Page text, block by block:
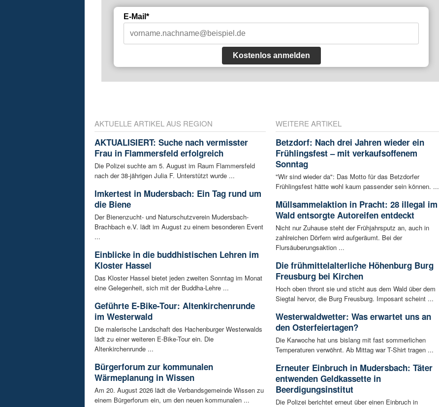
E-Mail*
Kostenlos anmelden
AKTUELLE ARTIKEL AUS REGION
AKTUALISIERT: Suche nach vermisster
Frau in Flammersfeld erfolgreich
Die Polizei suchte am 5. August im Raum Flammersfeld
nach der 38-jährigen Julia F. Unterstützt wurde ...
Imkertest in Mudersbach: Ein Tag rund um
die Biene
Der Bienenzucht- und Naturschutzverein Mudersbach-
Brachbach e.V. lädt im August zu einem besonderen Event
...
Einblicke in die buddhistischen Lehren im
Kloster Hassel
Das Kloster Hassel bietet jeden zweiten Sonntag im Monat
eine Gelegenheit, sich mit der Buddha-Lehre ...
Geführte E-Bike-Tour: Altenkirchenrunde
im Westerwald
Die malerische Landschaft des Hachenburger Westerwalds
lädt zu einer weiteren E-Bike-Tour ein. Die
Altenkirchenrunde ...
Bürgerforum zur kommunalen
Wärmeplanung in Wissen
Am 20. August 2026 lädt die Verbandsgemeinde Wissen zu
einem Bürgerforum ein, um den neuen kommunalen ...
WEITERE ARTIKEL
Betzdorf: Nach drei Jahren wieder ein
Frühlingsfest – mit verkaufsoffenem
Sonntag
"Wir sind wieder da": Das Motto für das Betzdorfer
Frühlingsfest hätte wohl kaum passender sein können. ...
Müllsammelaktion in Pracht: 28 illegal im
Wald entsorgte Autoreifen entdeckt
Nicht nur Zuhause steht der Frühjahrsputz an, auch in
zahlreichen Dörfern wird aufgeräumt. Bei der
Flursäuberungsaktion ...
Die frühmittelalterliche Höhenburg Burg
Freusburg bei Kirchen
Hoch oben thront sie und sticht aus dem Wald über dem
Siegtal hervor, die Burg Freusburg. Imposant scheint ...
Westerwaldwetter: Was erwartet uns an
den Osterfeiertagen?
Die Karwoche hat uns bislang mit fast sommerlichen
Temperaturen verwöhnt. Ab Mittag war T-Shirt tragen ...
Erneuter Einbruch in Mudersbach: Täter
entwenden Geldkassette in
Beerdigungsinstitut
Die Polizei berichtet erneut über einen Einbruch in